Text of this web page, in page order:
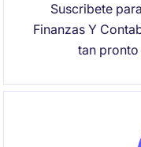
Suscribete
Finanzas Y
tan